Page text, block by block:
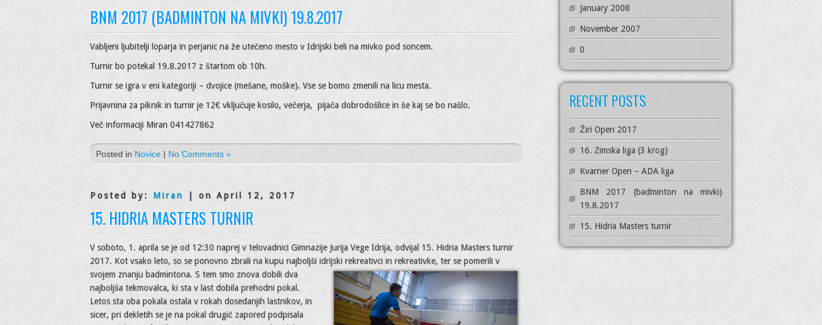
BNM 2017 (BADMINTON NA MIVKI) 19.8.2017
Vabljeni ljubitelji loparja in perjanic na že utečeno mesto v Idrijski beli na mivko pod soncem.
Turnir bo potekal 19.8.2017 z štartom ob 10h.
Turnir se igra v eni kategoriji – dvojice (mešane, moške). Vse se bomo zmenili na licu mesta.
Prijavnina za piknik in turnir je 12€ vključuje kosilo, večerja, pijača dobrodošlice in še kaj se bo našlo.
Več informaciji Miran 041427862
Posted in Novice | No Comments »
Posted by: Miran | on April 12, 2017
15. HIDRIA MASTERS TURNIR
V soboto, 1. aprila se je od 12:30 naprej v telovadnici Gimnazije Jurija Vege Idrija, odvijal 15. Hidria Masters turnir
2017. Kot vsako leto, so se ponovno zbrali na kupu najboljši idrijski rekreativci in rekreativke, ter se pomerili v
svojem znanju badmintona. S tem smo znova dobili dva
najboljša tekmovalca, ki sta v last dobila prehodni pokal.
Letos sta oba pokala ostala v rokah dosedanjih lastnikov, in
sicer, pri dekletih se je na pokal drugič zapored podpisala
January 2008
November 2007
0
RECENT POSTS
Žiri Open 2017
16. Zimska liga (3 krog)
Kvarner Open – ADA liga
BNM 2017 (badminton na mivki)
19.8.2017
15. Hidria Masters turnir